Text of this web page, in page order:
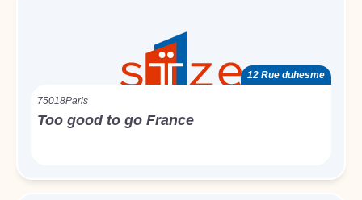
12 Rue duhesme
75018Paris
Too good to go France